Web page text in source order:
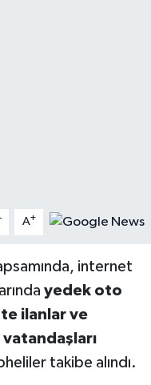
- A+
internet
yedek oto
ilanlar ve
takibe alındı.